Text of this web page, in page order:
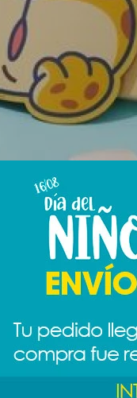
Productos